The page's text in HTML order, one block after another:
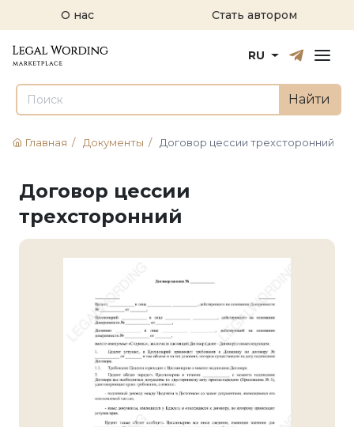
О нас Стать автором
РусскийEnglish
RU
Найти
Главная / Документы / Договор цессии трехсторонний
Договор цессии
трехсторонний